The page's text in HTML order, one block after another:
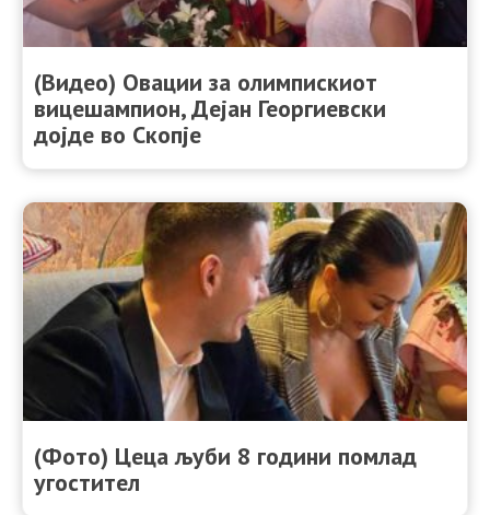
(Видeо) Овации за олимпискиот
вицешампион, Дејан Георгиевски
дојде во Скопје
(Фото) Цеца љуби 8 години помлад
угостител